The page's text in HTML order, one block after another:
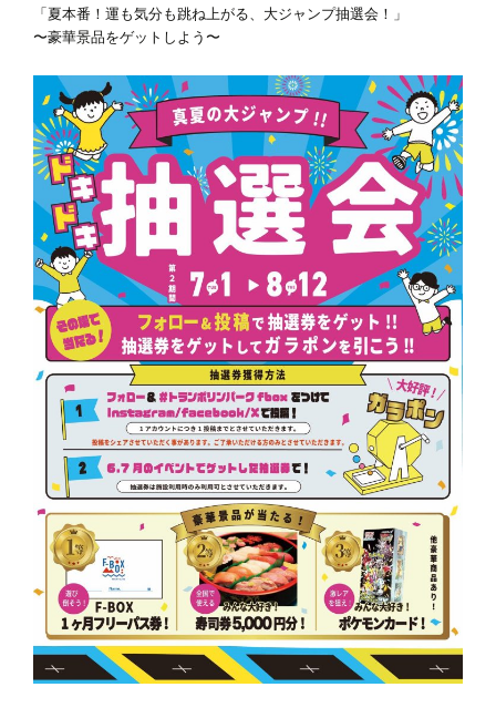
「夏本番！運も気分も跳ね上がる、大ジャンプ抽選会！」
〜豪華景品をゲットしよう〜
メールで問合せる